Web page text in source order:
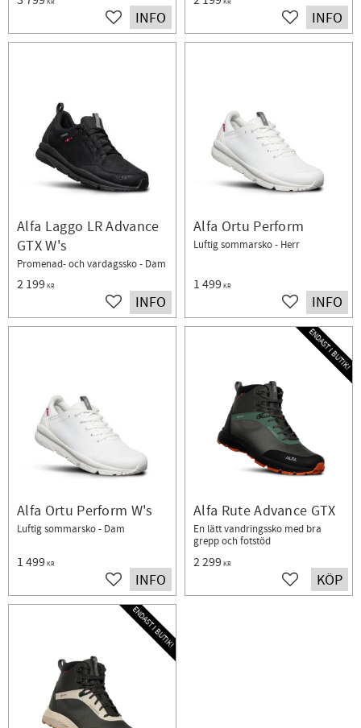
KR
Lägg till i favoriter
INFO
KR
Lägg till i
INFO
Alfa Laggo LR Advance
GTX W's
Promenad- och vardagssko - Dam
2 199KR
Lägg till i favoriter
INFO
Alfa Ortu Perform
Luftig sommarsko - Herr
1 499KR
Lägg till i
INFO
Alfa Ortu Perform W's
Luftig sommarsko - Dam
1 499KR
Lägg till i favoriter
INFO
Alfa Rute Advance GTX
En lätt vandringssko med bra
grepp och fotstöd
2 299KR
ENDAST I BUTIK!
Lägg till i
KÖP
ENDAST I BUTIK!